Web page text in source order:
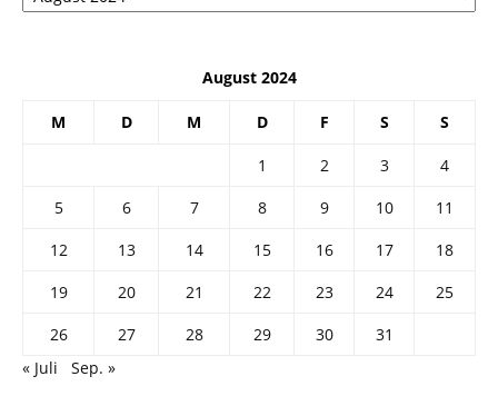
August 2024
M D M D F S S
1 2 3
4
5
6 7 8 9 10
11
12
13 14 15 16 17
18
19
20 21 22 23 24
25
26
27 28 29 30
31
« Juli
Sep. »